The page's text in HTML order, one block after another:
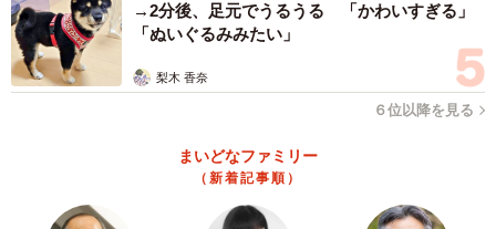
→2分後、足元でうるうる 「かわいすぎる」
「ぬいぐるみみたい」
梨木 香奈
６位以降を見る
まいどなファミリー
（新着記事順）